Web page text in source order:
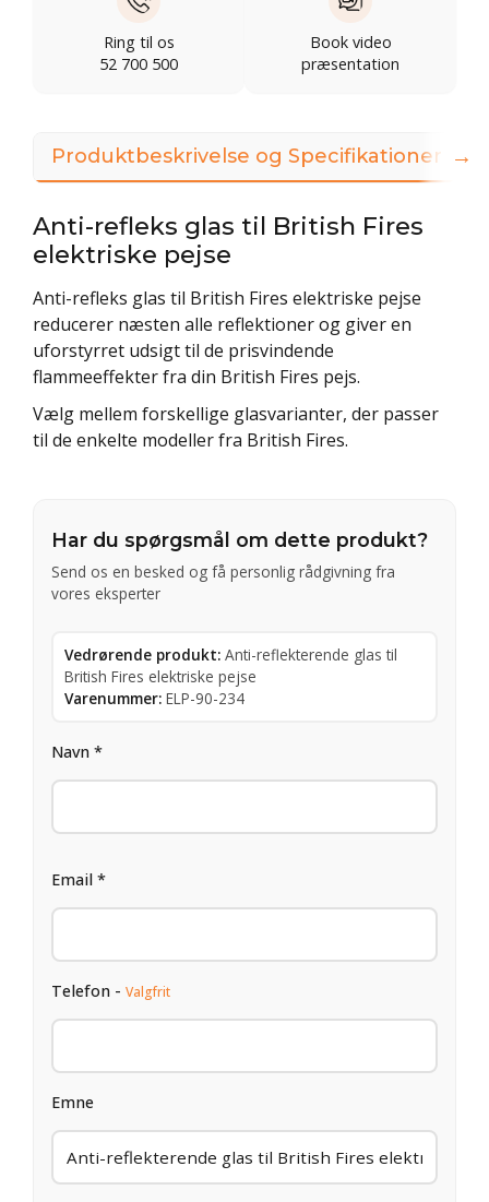
Ring til os
52 700 500
Book video
præsentation
Produktbeskrivelse og Specifikationer
Anti-refleks glas til British Fires
elektriske pejse
Anti-refleks glas til British Fires elektriske pejse
reducerer næsten alle reflektioner og giver en
uforstyrret udsigt til de prisvindende
flammeeffekter fra din British Fires pejs.
Vælg mellem forskellige glasvarianter, der passer
til de enkelte modeller fra British Fires.
Har du spørgsmål om dette produkt?
Send os en besked og få personlig rådgivning fra
vores eksperter
Vedrørende produkt: Anti-reflekterende glas til
British Fires elektriske pejse
Varenummer: ELP-90-234
Navn *
Email *
Telefon - Valgfrit
Emne
→